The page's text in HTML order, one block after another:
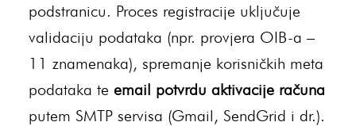
podstranicu. Proces registracije uključuje
validaciju podataka (npr. provjera OIB-a –
11 znamenaka), spremanje korisničkih meta
podataka te email potvrdu aktivacije računa
putem SMTP servisa (Gmail, SendGrid i dr.).